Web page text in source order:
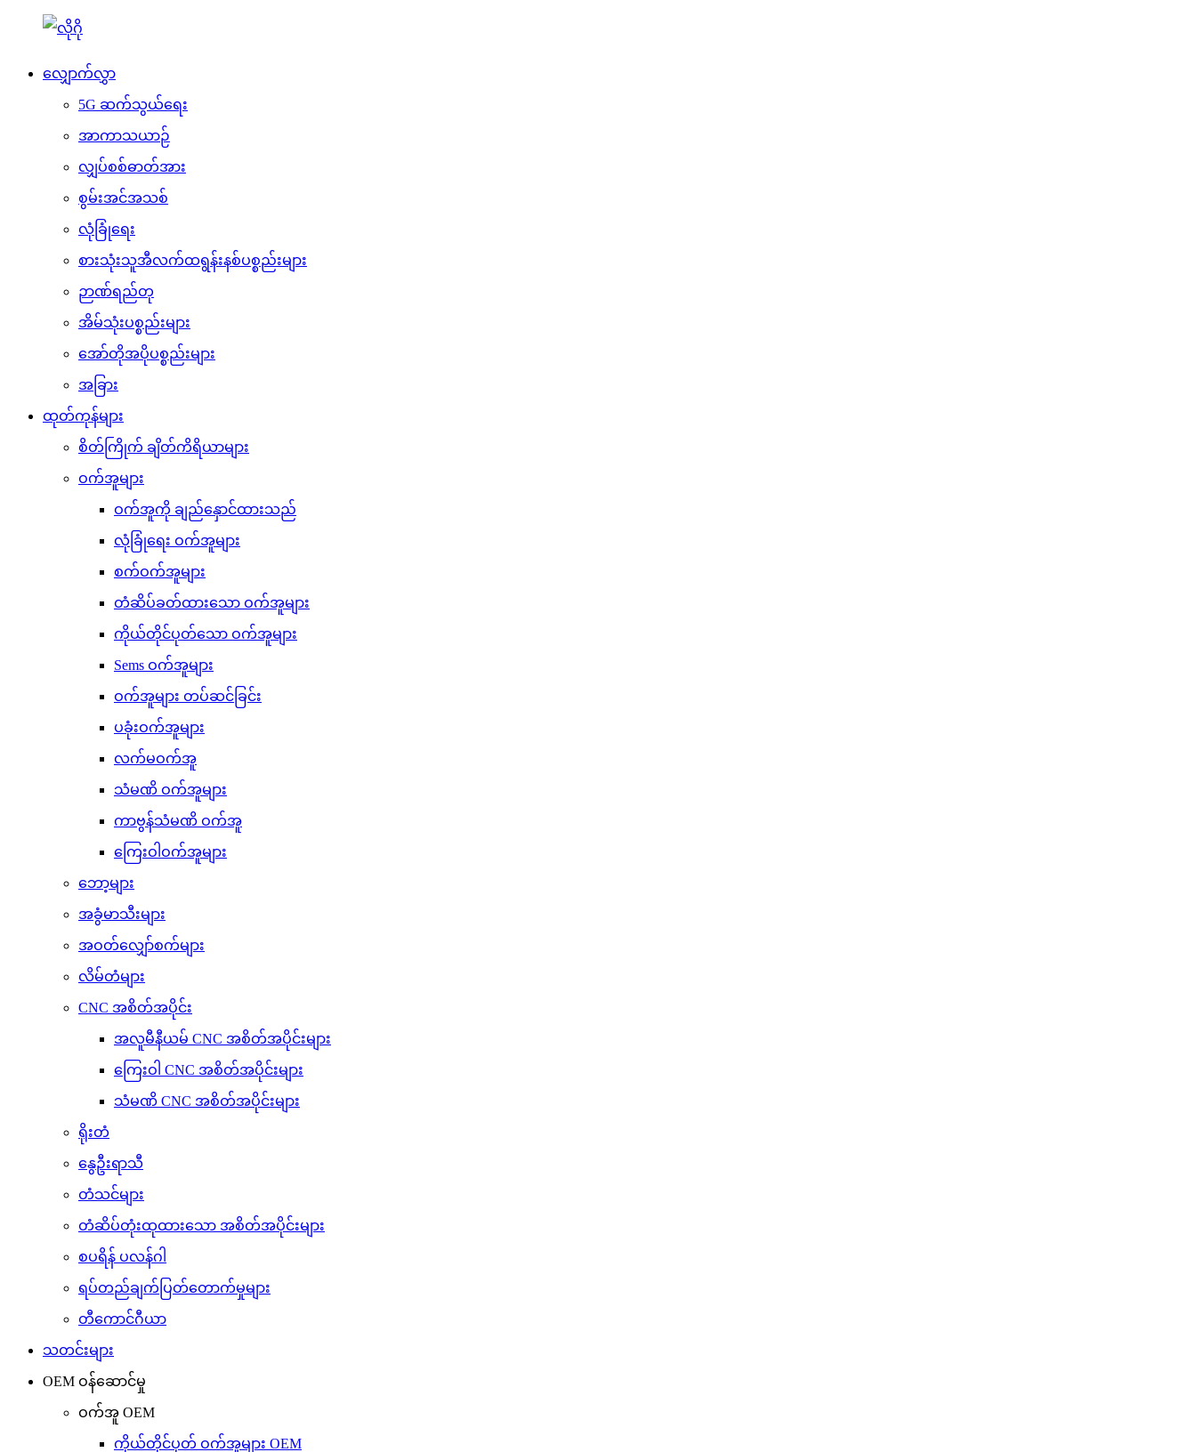
လျှောက်လွှာ
5G ဆက်သွယ်ရေး
အာကာသယာဉ်
လျှပ်စစ်ဓာတ်အား
စွမ်းအင်အသစ်
လုံခြုံရေး
စားသုံးသူအီလက်ထရွန်းနစ်ပစ္စည်းများ
ဉာဏ်ရည်တု
အိမ်သုံးပစ္စည်းများ
အော်တိုအပိုပစ္စည်းများ
အခြား
ထုတ်ကုန်များ
စိတ်ကြိုက် ချိတ်ကိရိယာများ
ဝက်အူများ
ဝက်အူကို ချည်နှောင်ထားသည်
လုံခြုံရေး ဝက်အူများ
စက်ဝက်အူများ
တံဆိပ်ခတ်ထားသော ဝက်အူများ
ကိုယ်တိုင်ပုတ်သော ဝက်အူများ
Sems ဝက်အူများ
ဝက်အူများ တပ်ဆင်ခြင်း
ပခုံးဝက်အူများ
လက်မဝက်အူ
သံမဏိ ဝက်အူများ
ကာဗွန်သံမဏိ ဝက်အူ
ကြေးဝါဝက်အူများ
ဘော့များ
အခွံမာသီးများ
အဝတ်လျှော်စက်များ
လိမ်တံများ
CNC အစိတ်အပိုင်း
အလူမီနီယမ် CNC အစိတ်အပိုင်းများ
ကြေးဝါ CNC အစိတ်အပိုင်းများ
သံမဏိ CNC အစိတ်အပိုင်းများ
ရိုးတံ
နွေဦးရာသီ
တံသင်များ
တံဆိပ်တုံးထုထားသော အစိတ်အပိုင်းများ
စပရိန် ပလန်ဂါ
ရပ်တည်ချက်ပြတ်တောက်မှုများ
တီကောင်ဂီယာ
သတင်းများ
OEM ဝန်ဆောင်မှု
ဝက်အူ OEM
ကိုယ်တိုင်ပုတ် ဝက်အူများ OEM